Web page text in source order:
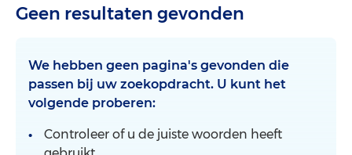
Geen resultaten gevonden
We hebben geen pagina's gevonden die
passen bij uw zoekopdracht. U kunt het
volgende proberen:
Controleer of u de juiste woorden heeft